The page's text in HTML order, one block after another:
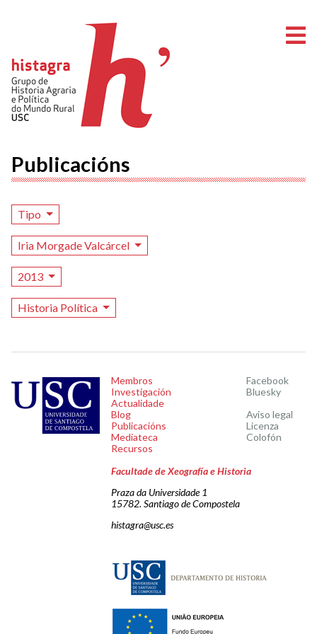
Publicacións
Tipo
Iria Morgade Valcárcel
2013
Historia Política
Membros
Investigación
Actualidade
Blog
Publicacións
Mediateca
Recursos
Facebook
Bluesky
Aviso legal
Licenza
Colofón
Facultade de Xeografía e Historia
Praza da Universidade 1
15782. Santiago de Compostela
histagra@usc.es